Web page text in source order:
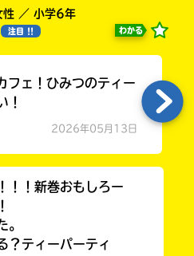
性 ／ 小学6年
注目 !! わかる
ェ！ひみつのティー
！
2026年05月13日
！！新巻おもしろー
。
？ティーパーティ